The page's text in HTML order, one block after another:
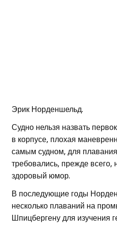
Эрик Норденшельд.
Судно нельзя назвать
в корпусе, плохая
самым судном, для
требовались, прежде всего,
здоровый юмор.
В последующие годы
несколько плаваний на
Шпицбергену для изучения